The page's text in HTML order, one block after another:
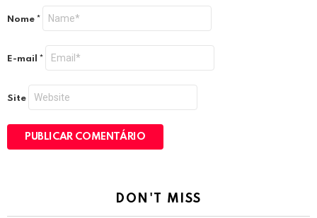
Nome *
E-mail *
Site
DON'T MISS